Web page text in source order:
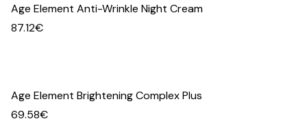
Age Element Anti-Wrinkle Night Cream
87.12€
Age Element Brightening Complex Plus
69.58€